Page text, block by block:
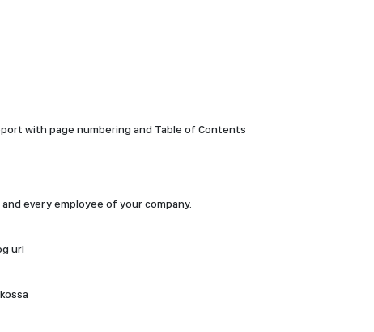
with page numbering and Table of Contents
every employee of your company.
url